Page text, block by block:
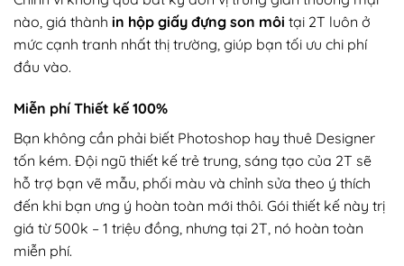
nào, giá thành in hộp giấy đựng son môi tại 2T luôn ở
mức cạnh tranh nhất thị trường, giúp bạn tối ưu chi phí
đầu vào.
Miễn phí Thiết kế 100%
Bạn không cần phải biết Photoshop hay thuê Designer
tốn kém. Đội ngũ thiết kế trẻ trung, sáng tạo của 2T sẽ
hỗ trợ bạn vẽ mẫu, phối màu và chỉnh sửa theo ý thích
đến khi bạn ưng ý hoàn toàn mới thôi. Gói thiết kế này trị
giá từ 500k – 1 triệu đồng, nhưng tại 2T, nó hoàn toàn
miễn phí.